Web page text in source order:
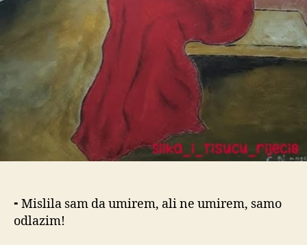
⁃ Mislila sam da umirem, ali ne umirem, samo
odlazim!